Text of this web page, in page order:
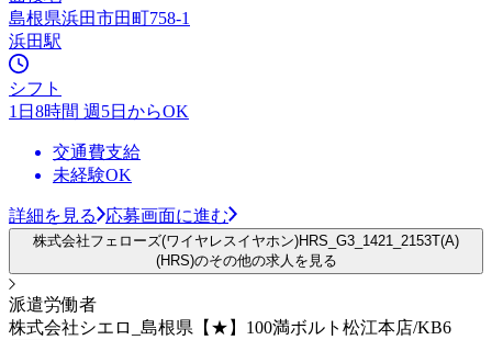
島根県浜田市田町758-1
浜田駅
シフト
1日8時間 週5日からOK
交通費支給
未経験OK
詳細を見る 応募画面に進む
株式会社フェローズ(ワイヤレスイヤホン)HRS_G3_1421_2153T(A)
(HRS)のその他の求人を見る
派遣労働者
株式会社シエロ_島根県【★】100満ボルト松江本店/KB6